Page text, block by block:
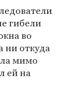
гибели
во
ни откуда
мимо
ей на